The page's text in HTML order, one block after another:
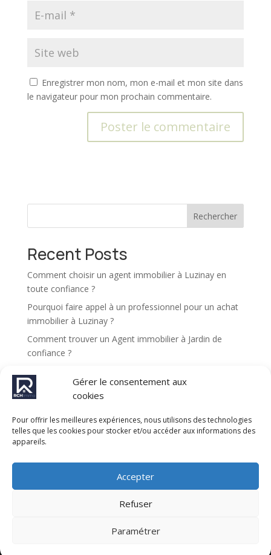
Gérer le consentement aux
cookies
Pour offrir les meilleures expériences, nous utilisons des technologies
telles que les cookies pour stocker et/ou accéder aux informations des
appareils.
Accepter
Refuser
Paramétrer
Enregistrer mon nom, mon e-mail et mon site dans
le navigateur pour mon prochain commentaire.
r
t
i
v
e
:
Rechercher
Recent Posts
Comment choisir un agent immobilier à Luzinay en
toute confiance ?
Pourquoi faire appel à un professionnel pour un achat
immobilier à Luzinay ?
Comment trouver un Agent immobilier à Jardin de
confiance ?
pour vendre son bien ?
Comment se déroule une expertise immobilière à
Jardin ?
Recent Comments
Site web réalisé par l'agence de communication